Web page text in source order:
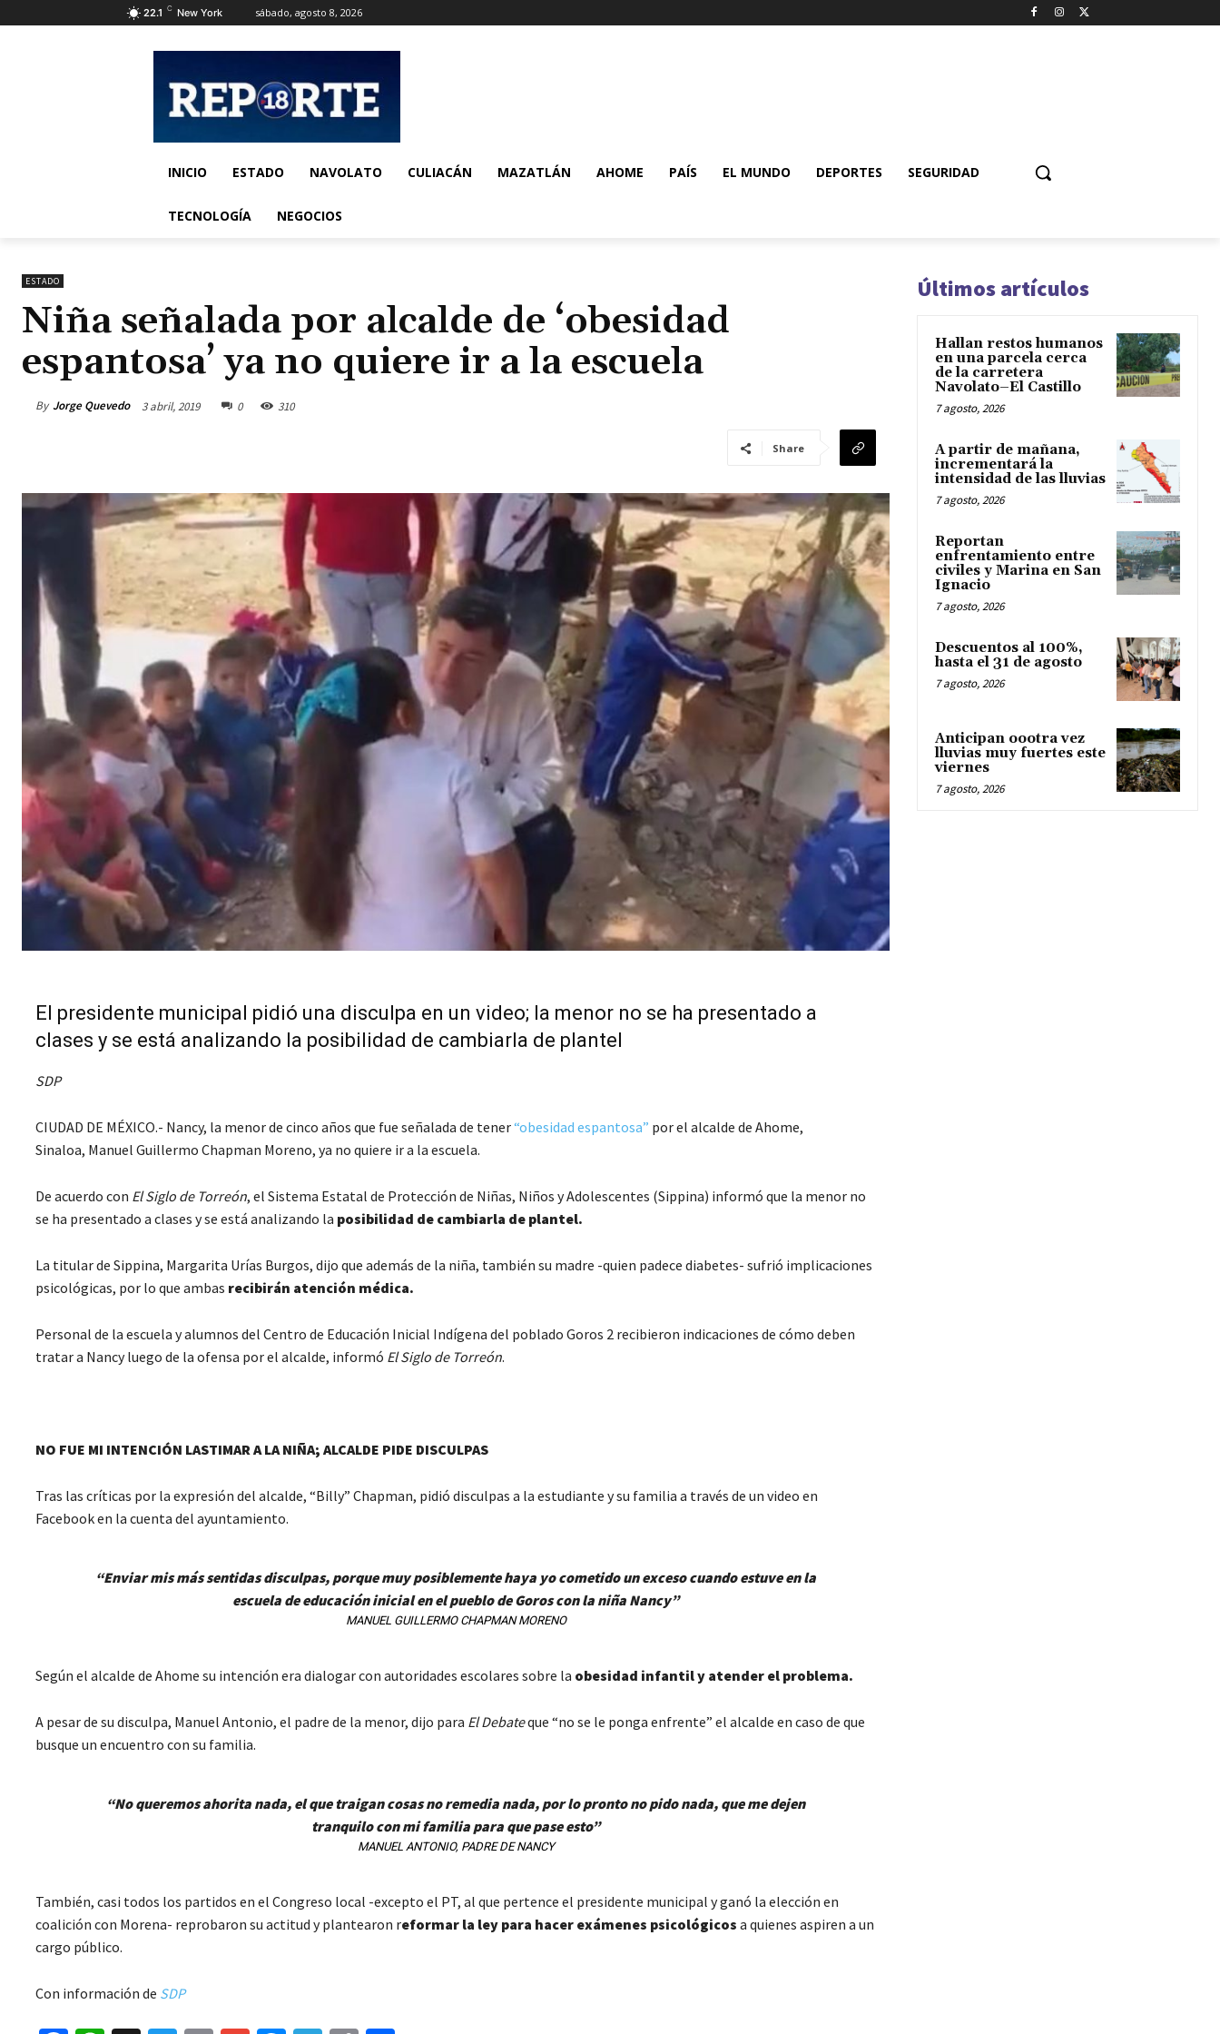
22.1 C New York sábado, agosto 8, 2026
INICIO ESTADO NAVOLATO CULIACÁN MAZATLÁN AHOME PAÍS EL MUNDO DEPORTES SEGURIDAD
TECNOLOGÍA NEGOCIOS
ESTADO
Niña señalada por alcalde de ‘obesidad
espantosa’ ya no quiere ir a la escuela
By Jorge Quevedo 3 abril, 2019 0 310
Share
El presidente municipal pidió una disculpa en un video; la menor no se ha presentado a
clases y se está analizando la posibilidad de cambiarla de plantel
SDP
CIUDAD DE MÉXICO.- Nancy, la menor de cinco años que fue señalada de tener“obesidad espantosa” por el alcalde de Ahome,
Sinaloa, Manuel Guillermo Chapman Moreno, ya no quiere ir a la escuela.
De acuerdo con El Siglo de Torreón, el Sistema Estatal de Protección de Niñas, Niños y Adolescentes (Sippina) informó que la menor no
se ha presentado a clases y se está analizando la posibilidad de cambiarla de plantel.
La titular de Sippina, Margarita Urías Burgos, dijo que además de la niña, también su madre -quien padece diabetes- sufrió implicaciones
psicológicas, por lo que ambas recibirán atención médica.
Personal de la escuela y alumnos del Centro de Educación Inicial Indígena del poblado Goros 2 recibieron indicaciones de cómo deben
tratar a Nancy luego de la ofensa por el alcalde, informó El Siglo de Torreón.
NO FUE MI INTENCIÓN LASTIMAR A LA NIÑA; ALCALDE PIDE DISCULPAS
Tras las críticas por la expresión del alcalde, “Billy” Chapman, pidió disculpas a la estudiante y su familia a través de un video en
Facebook en la cuenta del ayuntamiento.
“Enviar mis más sentidas disculpas, porque muy posiblemente haya yo cometido un exceso cuando estuve en la
escuela de educación inicial en el pueblo de Goros con la niña Nancy”
MANUEL GUILLERMO CHAPMAN MORENO
Según el alcalde de Ahome su intención era dialogar con autoridades escolares sobre la obesidad infantil y atender el problema.
A pesar de su disculpa, Manuel Antonio, el padre de la menor, dijo para El Debateque “no se le ponga enfrente” el alcalde en caso de que
busque un encuentro con su familia.
“No queremos ahorita nada, el que traigan cosas no remedia nada, por lo pronto no pido nada, que me dejen
tranquilo con mi familia para que pase esto”
MANUEL ANTONIO, PADRE DE NANCY
También, casi todos los partidos en el Congreso local -excepto el PT, al que pertence el presidente municipal y ganó la elección en
coalición con Morena- reprobaron su actitud y plantearon reformar la ley para hacer exámenes psicológicos a quienes aspiren a un
cargo público.
Con información de SDP
Últimos artículos
Hallan restos humanos
en una parcela cerca
de la carretera
Navolato–El Castillo
7 agosto, 2026
A partir de mañana,
incrementará la
intensidad de las lluvias
7 agosto, 2026
Reportan
enfrentamiento entre
civiles y Marina en San
Ignacio
7 agosto, 2026
Descuentos al 100%,
hasta el 31 de agosto
7 agosto, 2026
Anticipan oootra vez
lluvias muy fuertes este
viernes
7 agosto, 2026